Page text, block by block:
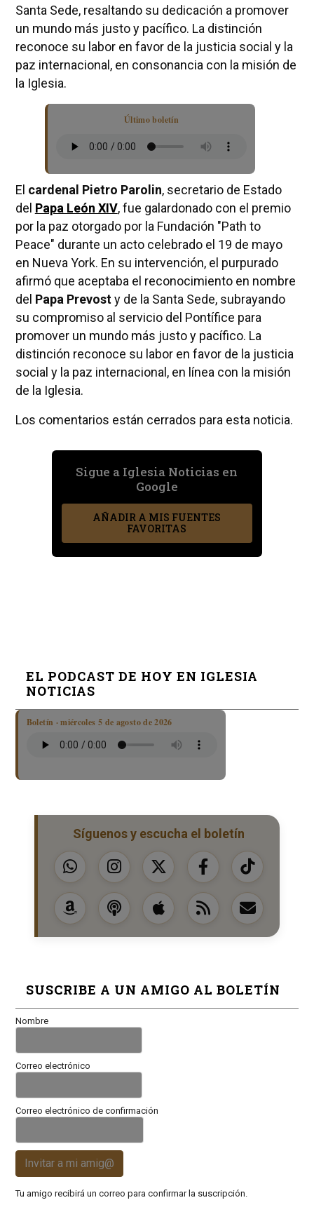
Santa Sede, resaltando su dedicación a promover
un mundo más justo y pacífico. La distinción
reconoce su labor en favor de la justicia social y la
paz internacional, en consonancia con la misión de
la Iglesia.
Último boletín
El cardenal Pietro Parolin, secretario de Estado
del Papa León XIV, fue galardonado con el premio
por la paz otorgado por la Fundación "Path to
Peace" durante un acto celebrado el 19 de mayo
en Nueva York. En su intervención, el purpurado
afirmó que aceptaba el reconocimiento en nombre
del Papa Prevosty de la Santa Sede, subrayando
su compromiso al servicio del Pontífice para
promover un mundo más justo y pacífico. La
distinción reconoce su labor en favor de la justicia
social y la paz internacional, en línea con la misión
de la Iglesia.
Los comentarios están cerrados para esta noticia.
Sigue a Iglesia Noticias en
Google
AÑADIR A MIS FUENTES
FAVORITAS
EL PODCAST DE HOY EN IGLESIA
NOTICIAS
Boletín · miércoles 5 de agosto de 2026
Síguenos y escucha el boletín
SUSCRIBE A UN AMIGO AL BOLETÍN
Nombre
Correo electrónico
Correo electrónico de confirmación
Invitar a mi amig@
Tu amigo recibirá un correo para confirmar la suscripción.